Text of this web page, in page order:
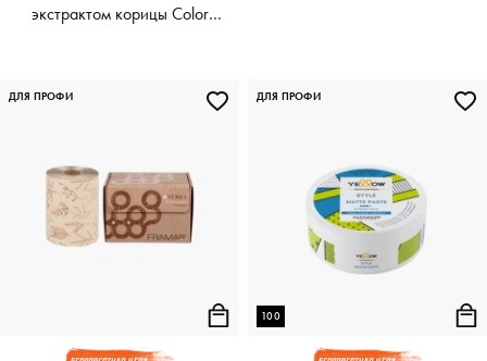
экстрактом корицы Color
ДЛЯ ПРОФИ
100
ДЛЯ ПРОФИ